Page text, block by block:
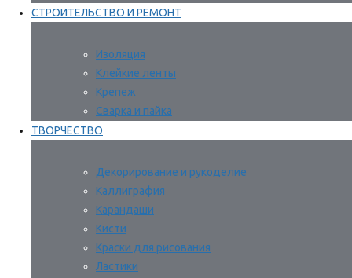
СТРОИТЕЛЬСТВО И РЕМОНТ
Изоляция
Клейкие ленты
Крепеж
Сварка и пайка
ТВОРЧЕСТВО
Декорирование и рукоделие
Каллиграфия
Карандаши
Кисти
Краски для рисования
Ластики